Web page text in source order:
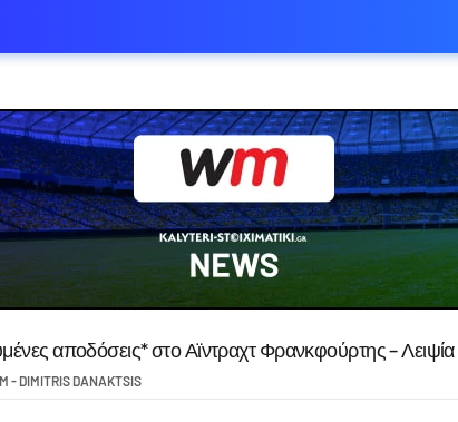
αποδόσεις* στο Αϊντραχτ Φρανκφούρτης – Λειψία
- DIMITRIS DANAKTSIS